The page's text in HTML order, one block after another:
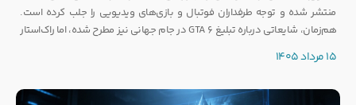
منتشر شده و توجه طرفداران فوتبال و بازی‌های ویدیویی را جلب کرده است.
هم‌زمان، شایعاتی درباره تبلیغ GTA 6 در جام جهانی نیز مطرح شده، اما راک‌استار
15 مرداد 1405